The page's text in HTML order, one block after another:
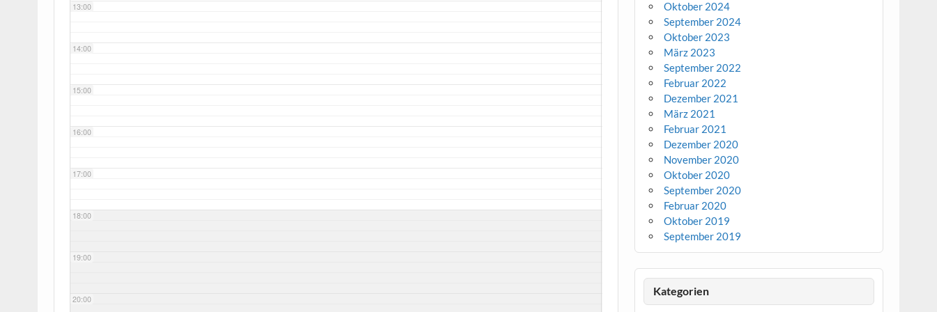
13:00
14:00
15:00
16:00
17:00
18:00
19:00
20:00
Oktober 2024
September 2024
Oktober 2023
März 2023
September 2022
Februar 2022
Dezember 2021
März 2021
Februar 2021
Dezember 2020
November 2020
Oktober 2020
September 2020
Februar 2020
Oktober 2019
September 2019
Kategorien